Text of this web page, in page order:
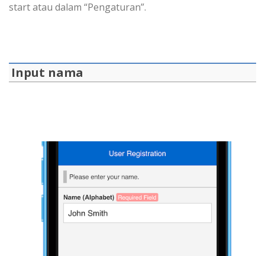
start atau dalam “Pengaturan”.
Input nama